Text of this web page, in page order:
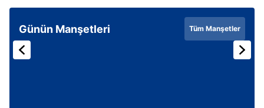
Günün Manşetleri Tüm Manşetler